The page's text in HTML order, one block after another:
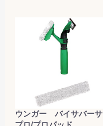
ウンガー バイサバーサ